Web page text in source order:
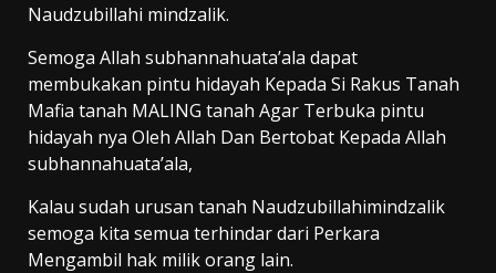
Naudzubillahi mindzalik.
Semoga Allah subhannahuata’ala dapat
membukakan pintu hidayah Kepada Si Rakus Tanah
Mafia tanah MALING tanah Agar Terbuka pintu
hidayah nya Oleh Allah Dan Bertobat Kepada Allah
subhannahuata’ala,
Kalau sudah urusan tanah Naudzubillahimindzalik
semoga kita semua terhindar dari Perkara
Mengambil hak milik orang lain.